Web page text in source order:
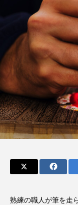
熟練の職人が筆を走